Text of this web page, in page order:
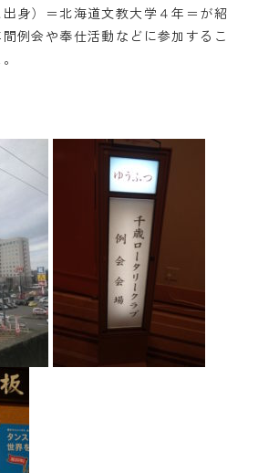
出身）＝北海道文教大学４年＝が紹
例会や奉仕活動などに参加するこ